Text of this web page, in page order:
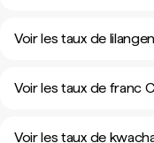
Voir les taux de
Voir les taux de franc
Voir les taux de